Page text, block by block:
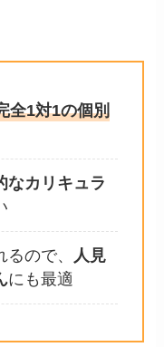
全1対1の個別
なカリキュラ
ので、 人見
にも最適